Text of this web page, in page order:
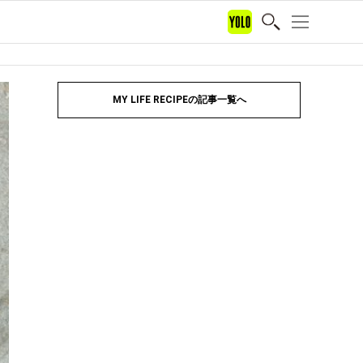
MY LIFE RECIPEの記事一覧へ